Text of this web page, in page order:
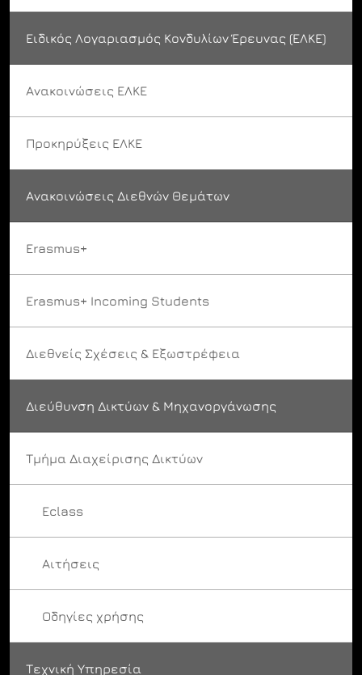
Ειδικός Λογαριασμός Κονδυλίων Έρευνας (ΕΛΚΕ)
Ανακοινώσεις ΕΛΚΕ
Προκηρύξεις ΕΛΚΕ
Ανακοινώσεις Διεθνών Θεμάτων
Erasmus+
Erasmus+ Incoming Students
Διεθνείς Σχέσεις & Εξωστρέφεια
Διεύθυνση Δικτύων & Μηχανοργάνωσης
Τμήμα Διαχείρισης Δικτύων
Eclass
Αιτήσεις
Οδηγίες χρήσης
Τεχνική Υπηρεσία